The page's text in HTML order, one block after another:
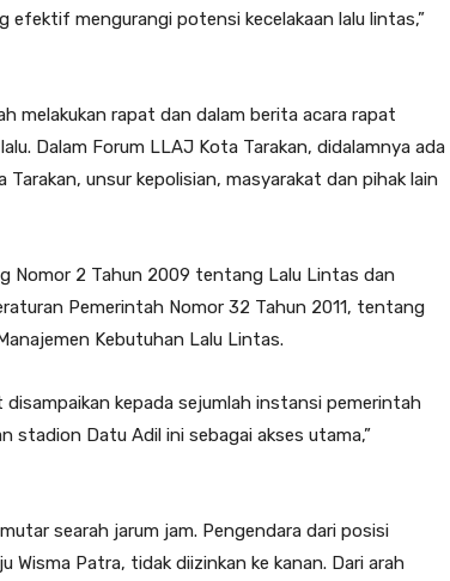
efektif mengurangi potensi kecelakaan lalu lintas,”
melakukan rapat dan dalam berita acara rapat
Dalam Forum LLAJ Kota Tarakan, didalamnya ada
unsur kepolisian, masyarakat dan pihak lain
Nomor 2 Tahun 2009 tentang Lalu Lintas dan
Pemerintah Nomor 32 Tahun 2011, tentang
Kebutuhan Lalu Lintas.
kepada sejumlah instansi pemerintah
stadion Datu Adil ini sebagai akses utama,”
searah jarum jam. Pengendara dari posisi
Wisma Patra, tidak diizinkan ke kanan. Dari arah